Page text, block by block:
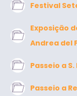
Festival
Exposição
Andrea del
Passeio a
Passeio a